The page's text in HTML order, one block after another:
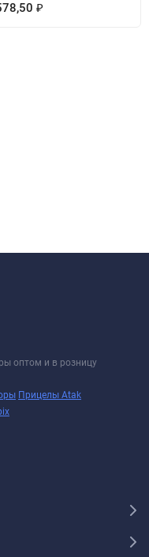
₽
оптом и в розницу
Прицелы Atak